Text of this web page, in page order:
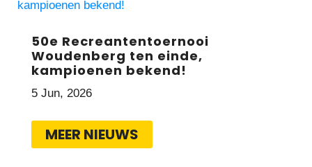
50e Recreantentoernooi
Woudenberg ten einde,
kampioenen bekend!
5 Jun, 2026
MEER NIEUWS